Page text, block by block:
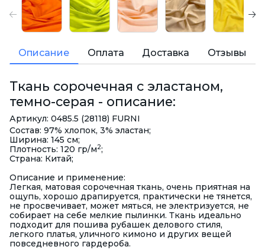
Описание Оплата Доставка Отзывы
Ткань сорочечная с эластаном,
темно-серая - описание:
Артикул: 0485.5 (28118) FURNI
Состав: 97% хлопок, 3% эластан;
Ширина: 145 см;
Плотность: 120 гр/м2;
Страна: Китай;
Описание и применение:
Легкая, матовая сорочечная ткань, очень приятная на
ощупь, хорошо драпируется, практически не тянется,
не просвечивает, может мяться, не электризуется, не
собирает на себе мелкие пылинки. Ткань идеально
подходит для пошива рубашек делового стиля,
легкого платья, уличного кимоно и других вещей
повседневного гардероба.